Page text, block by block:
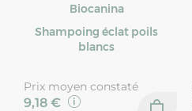
Biocanina
Shampoing éclat poils
blancs
Prix moyen constaté
9,18 €